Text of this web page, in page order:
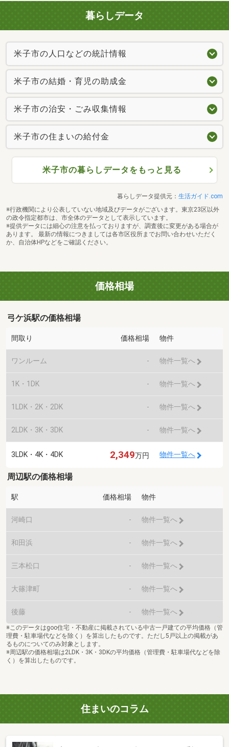
暮らしデータ
米子市の人口などの統計情報
米子市の結婚・育児の助成金
米子市の治安・ごみ収集情報
米子市の住まいの給付金
米子市の暮らしデータをもっと見る
暮らしデータ提供元： 生活ガイド.com
※行政機関により公表していない地域及びデータがございます。東京23区以外
の政令指定都市は、市全体のデータとして表示しています。
※提供データには細心の注意を払っておりますが、調査後に変更がある場合が
あります。 最新の情報につきましては各市区役所までお問い合わせいただく
か、自治体HPなどをご確認ください。
価格相場
弓ケ浜駅の価格相場
間取り 価格相場 物件
ワンルーム - 物件一覧へ
1K・1DK - 物件一覧へ
1LDK・2K・2DK - 物件一覧へ
2LDK・3K・3DK - 物件一覧へ
3LDK・4K・4DK 2,349万円 物件一覧へ
周辺駅の価格相場
駅 価格相場 物件
河崎口 - 物件一覧へ
和田浜 - 物件一覧へ
三本松口 - 物件一覧へ
大篠津町 - 物件一覧へ
後藤 - 物件一覧へ
※このデータはgoo住宅・不動産に掲載されている中古一戸建ての平均価格（管
理費・駐車場代などを除く）を算出したものです。ただし5戸以上の掲載があ
るものについてのみ対象とします。
※周辺駅の価格相場は2LDK・3K・3DKの平均価格（管理費・駐車場代などを除
く）を算出したものです。
住まいのコラム